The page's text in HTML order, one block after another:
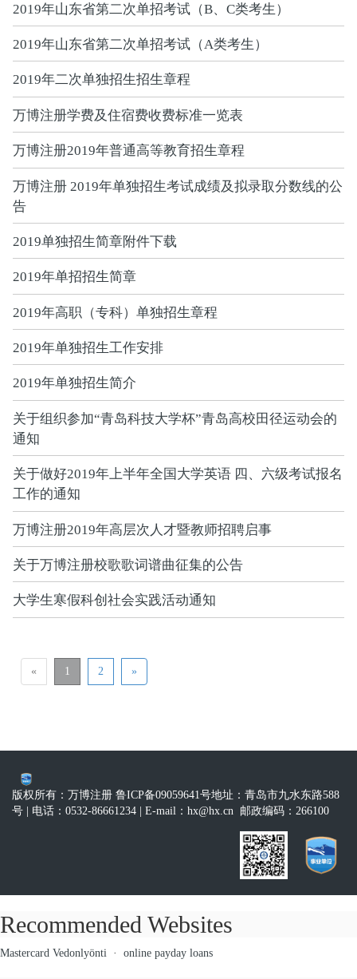
2019年山东省第二次单招考试（B、C类考生）
2019年山东省第二次单招考试（A类考生）
2019年二次单独招生招生章程
万博注册学费及住宿费收费标准一览表
万博注册2019年普通高等教育招生章程
万博注册 2019年单独招生考试成绩及拟录取分数线的公
告
2019单独招生简章附件下载
2019年单招招生简章
2019年高职（专科）单独招生章程
2019年单独招生工作安排
2019年单独招生简介
关于组织参加“青岛科技大学杯”青岛高校田径运动会的
通知
关于做好2019年上半年全国大学英语 四、六级考试报名
工作的通知
万博注册2019年高层次人才暨教师招聘启事
关于万博注册校歌歌词谱曲征集的公告
大学生寒假科创社会实践活动通知
« 1 2 »
版权所有：万博注册 鲁ICP备09059641号地址：青岛市九水东路588
号 | 电话：0532-86661234 | E-mail： hx@hx.cn 邮政编码：266100
Recommended Websites
Mastercard Vedonlyönti · online payday loans